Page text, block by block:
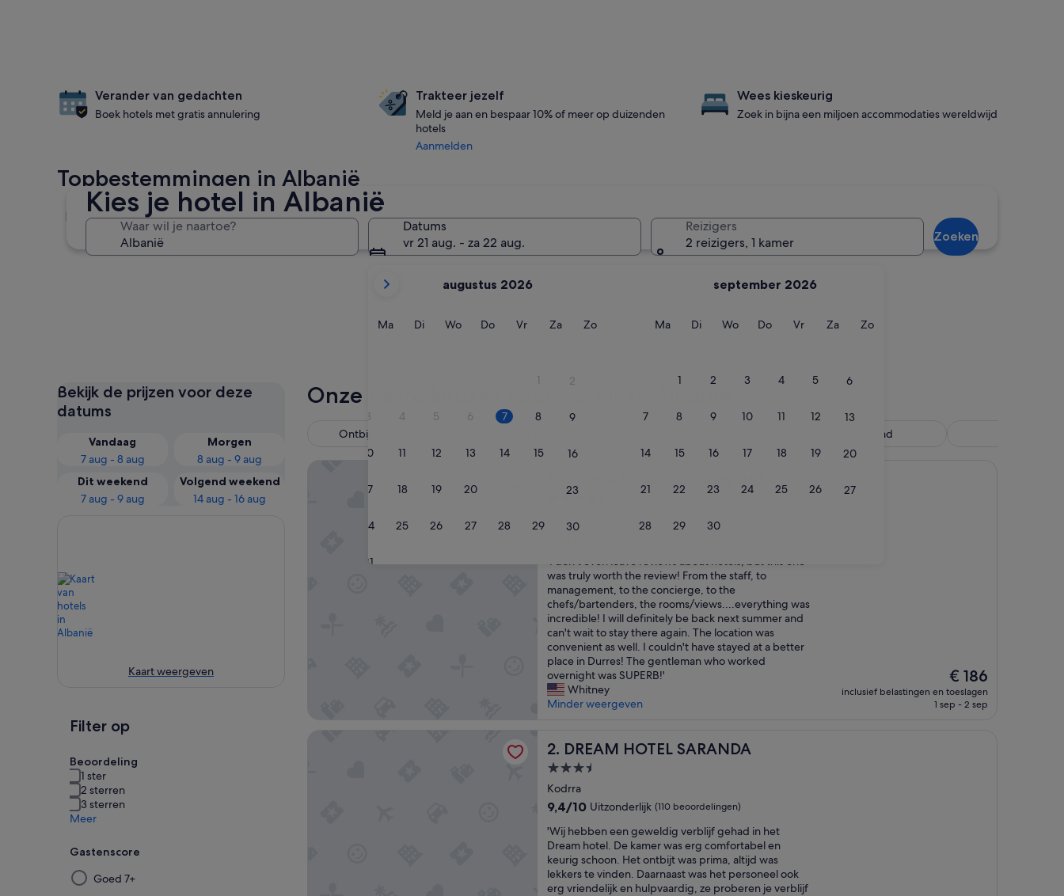
Kies je hotel in Albanië
Waar wil je naartoe?
Datums
vr 21 aug. - za 22 aug.
weergegeven
zijn
augustus 2026
MaMaandag
DiDinsdag
WoWoensdag
DoDonderdag
VrVrijdag
ZaZaterdag
ZoZondag
1 2
3 4 5 6 7 8 9
10 11 12 13 14 15 16
17 18 19 20 23
24 25 26 27 28 29 30
31
september 2026
MaMaandag
DiDinsdag
WoWoensdag
DoDonderdag
VrVrijdag
ZaZaterdag
ZoZondag
1 2 3 4 5 6
7 8 9 10 11 12 13
14 15 16 17 18 19 20
21 22 23 24 25 26 27
28 29 30
Reizigers
2 reizigers, 1 kamer
Zoeken
Verander van gedachten
Boek hotels met gratis annulering
Trakteer jezelf
Meld je aan en bespaar 10% of meer op duizenden
hotels
Aanmelden
Wees kieskeurig
Zoek in bijna een miljoen accommodaties wereldwijd
Topbestemmingen in Albanië
Ksamil Tirana
Durrës
Bekijk de prijzen voor deze
datums
Vandaag
7 aug - 8 aug
Morgen
8 aug - 9 aug
Dit weekend
7 aug - 9 aug
Volgend weekend
14 aug - 16 aug
Kaart weergeven
Filter op
Beoordeling
1 ster
2 sterren
3 sterren
Meer
Gastenscore
Door
een
Goed 7+
Onze beste keuzes voor hotels in Albanië
Ontbijt inbegrepen Zwembad
4.5-
10,
Uitzonderlijk,
(81
beoordelingen)
I
d
o
n
'
t
e
v
e
n
a
e
r
e
i
e
w
s
a
'I don't even leave reviews about hotels, but this one
was truly worth the review! From the staff, to
management, to the concierge, to the
chefs/bartenders, the rooms/views....everything was
incredible! I will definitely be back next summer and
can't wait to stay there again. The location was
convenient as well. I couldn't have stayed at a better
place in Durres! The gentleman who worked
overnight was SUPERB!'
Whitney
Minder weergeven
De
prijs
is
€ 186
inclusief belastingen en toeslagen
1 sep - 2 sep
2. DREAM HOTEL SARANDA
DREAM HOTEL SARANDA
3.5-
sterrenaccommodatie
Kodrra
9.4
10,
Uitzonderlijk,
(110
beoordelingen)
9,4/10 Uitzonderlijk (110 beoordelingen)
'
W
i
j
h
'Wij hebben een geweldig verblijf gehad in het
Dream hotel. De kamer was erg comfortabel en
keurig schoon. Het ontbijt was prima, altijd was
lekkers te vinden. Daarnaast was het personeel ook
erg vriendelijk en hulpvaardig, ze proberen je verblijf